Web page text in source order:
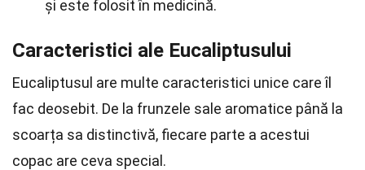
și este folosit în medicină.
Caracteristici ale Eucaliptusului
Eucaliptusul are multe caracteristici unice care îl
fac deosebit. De la frunzele sale aromatice până la
scoarța sa distinctivă, fiecare parte a acestui
copac are ceva special.